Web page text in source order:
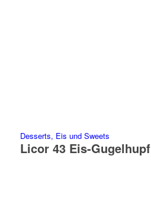
Desserts, Eis und Sweets
Licor 43 Eis-Gugelhupf